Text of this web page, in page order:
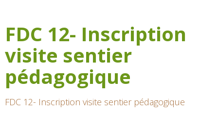
FDC 12- Inscription
visite sentier
pédagogique
FDC 12- Inscription visite sentier pédagogique